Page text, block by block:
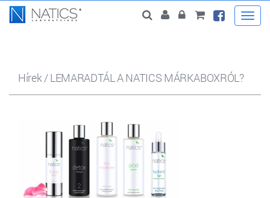
Hírek/LEMARADTÁL A NATICS MÁRKABOXRÓL?